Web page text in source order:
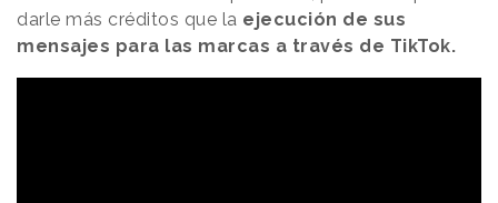
darle más créditos que la ejecución de sus
mensajes para las marcas a través de TikTok.